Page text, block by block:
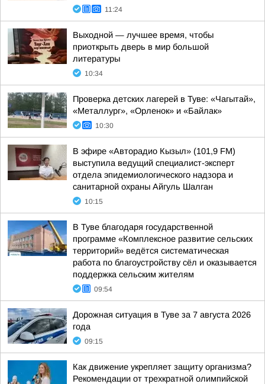
11:24
Выходной — лучшее время, чтобы
приоткрыть дверь в мир большой
литературы
10:34
Проверка детских лагерей в Туве: «Чагытай»,
«Металлург», «Орленок» и «Байлак»
10:30
В эфире «Авторадио Кызыл» (101,9 FM)
выступила ведущий специалист-эксперт
отдела эпидемиологического надзора и
санитарной охраны Айгуль Шалган
10:15
В Туве благодаря государственной
программе «Комплексное развитие сельских
территорий» ведётся систематическая
работа по благоустройству сёл и оказывается
поддержка сельским жителям
09:54
Дорожная ситуация в Туве за 7 августа 2026
года
09:15
Как движение укрепляет защиту организма?
Рекомендации от трехкратной олимпийской